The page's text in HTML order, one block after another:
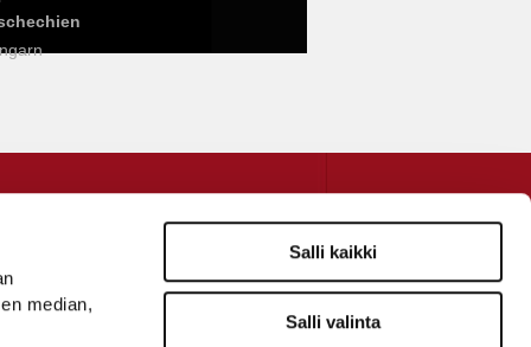
median,
Salli kaikki
Salli valinta
und Postadresse: